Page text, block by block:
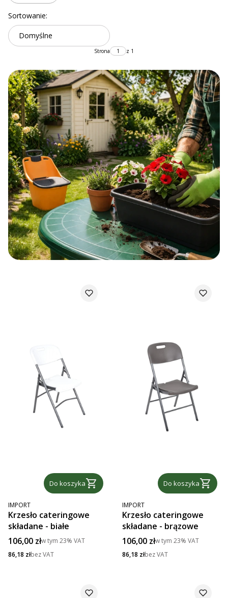
Lista produktów
Sortowanie:
Domyślne
Strona z 1
Do koszyka
PRODUCENT
IMPORT
Krzesło cateringowe
składane - białe
Cena brutto
106,00 złw tym 23% VAT
Cena netto
86,18 złbez VAT
Do koszyka
PRODUCENT
IMPORT
Krzesło cateringowe
składane - brązowe
Cena brutto
106,00 złw tym 23% VAT
Cena netto
86,18 złbez VAT